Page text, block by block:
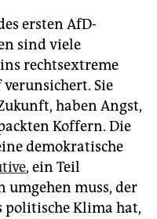
ersten AfD-
sind viele
rechtsextreme
Sie
haben Angst,
Koffern. Die
demokratische
, ein Teil
muss, der
Klima hat,